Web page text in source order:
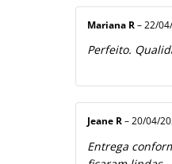
Mariana R – 22/
Perfeito.
Jeane R – 20/04/
Entrega